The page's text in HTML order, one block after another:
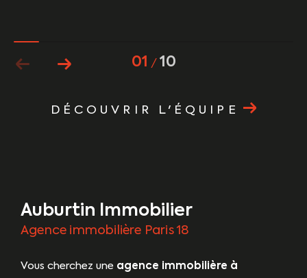
01 / 10
DÉCOUVRIR L'ÉQUIPE
Auburtin Immobilier
Agence immobilière Paris 18
Vous cherchez une agence immobilière à